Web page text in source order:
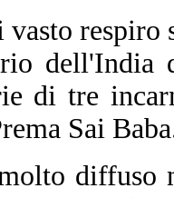
dell'India
di tre
Sai
diffuso